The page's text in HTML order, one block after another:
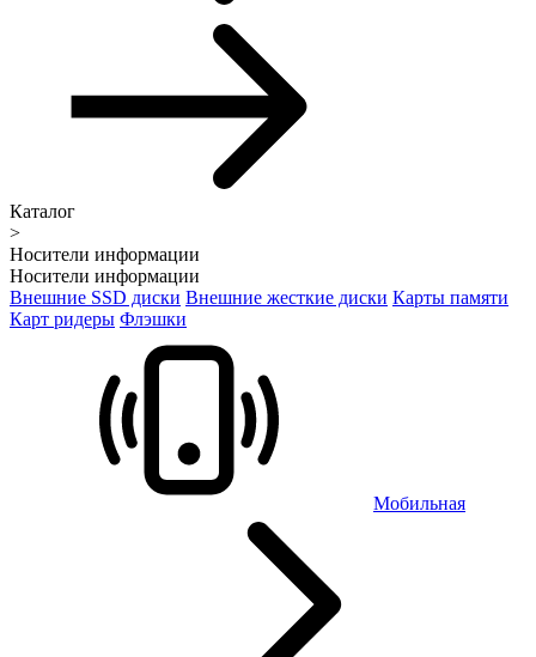
Каталог
>
Носители информации
Носители информации
Внешние SSD диски Внешние жесткие диски Карты памяти
Карт ридеры Флэшки
Мобильная